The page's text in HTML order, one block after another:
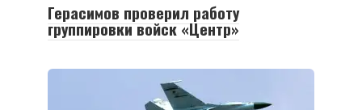
Герасимов проверил работу
группировки войск «Центр»